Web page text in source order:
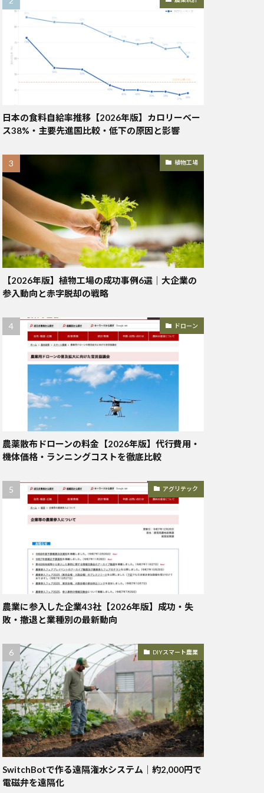
日本の食料自給率推移【2026年版】カロリーベー
ス38%・主要先進国比較・低下の原因と影響
植物工場
【2026年版】植物工場の成功事例6選｜大企業の
参入動向と赤字脱却の戦略
ドローン
農薬散布ドローンの料金【2026年版】代行費用・
機体価格・ランニングコストを徹底比較
アグリテック
農業に参入した企業43社【2026年版】成功・失
敗・撤退と業種別の最新動向
DIYスマート農業
SwitchBotで作る遠隔潅水システム｜約2,000円で
電磁弁を遠隔化